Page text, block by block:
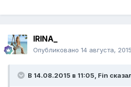
IRINA_
Опубликовано 14 августа, 2015
В 14.08.2015 в 11:05, Fin